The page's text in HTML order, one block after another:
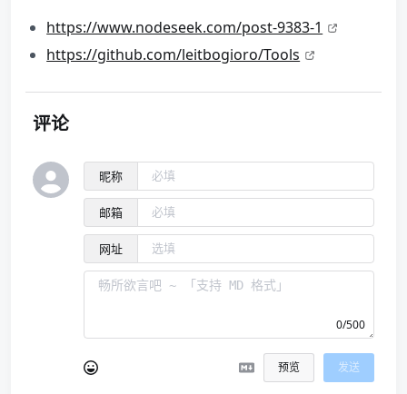
https://www.nodeseek.com/post-9383-1
https://github.com/leitbogioro/Tools
评论
昵称
邮箱
网址
0/500
预览 发送